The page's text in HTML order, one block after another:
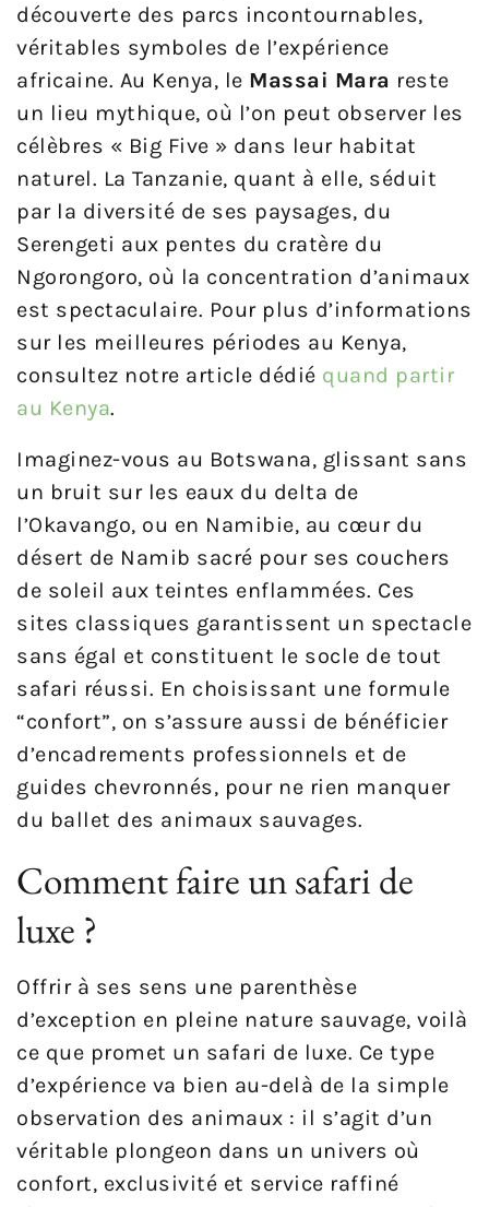
découverte des parcs incontournables,
véritables symboles de l’expérience
africaine. Au Kenya, le Massai Mara reste
un lieu mythique, où l’on peut observer les
célèbres « Big Five » dans leur habitat
naturel. La Tanzanie, quant à elle, séduit
par la diversité de ses paysages, du
Serengeti aux pentes du cratère du
Ngorongoro, où la concentration d’animaux
est spectaculaire. Pour plus d’informations
sur les meilleures périodes au Kenya,
consultez notre article dédié quand partir
au Kenya.
Imaginez-vous au Botswana, glissant sans
un bruit sur les eaux du delta de
l’Okavango, ou en Namibie, au cœur du
désert de Namib sacré pour ses couchers
de soleil aux teintes enflammées. Ces
sites classiques garantissent un spectacle
sans égal et constituent le socle de tout
safari réussi. En choisissant une formule
“confort”, on s’assure aussi de bénéficier
d’encadrements professionnels et de
guides chevronnés, pour ne rien manquer
du ballet des animaux sauvages.
Comment faire un safari de
luxe ?
Offrir à ses sens une parenthèse
d’exception en pleine nature sauvage, voilà
ce que promet un safari de luxe. Ce type
d’expérience va bien au-delà de la simple
observation des animaux : il s’agit d’un
véritable plongeon dans un univers où
confort, exclusivité et service raffiné